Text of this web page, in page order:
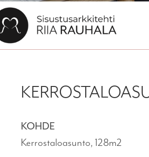
KOHDE
Kerrostaloasunto, 128m2